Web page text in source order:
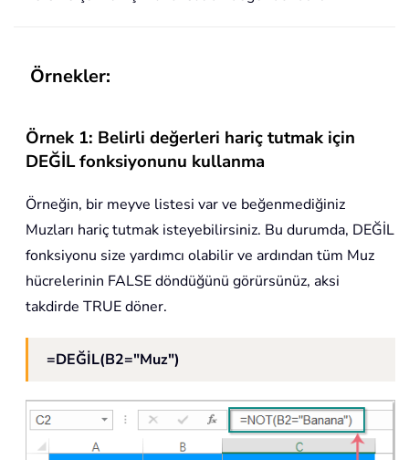
Örnekler:
Örnek 1: Belirli değerleri hariç tutmak için
DEĞİL fonksiyonunu kullanma
Örneğin, bir meyve listesi var ve beğenmediğiniz
Muzları hariç tutmak isteyebilirsiniz. Bu durumda, DEĞİL
fonksiyonu size yardımcı olabilir ve ardından tüm Muz
hücrelerinin FALSE döndüğünü görürsünüz, aksi
takdirde TRUE döner.
=DEĞİL(B2="Muz")